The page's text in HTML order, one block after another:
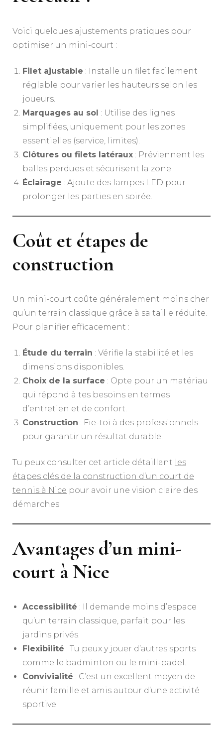
Voici quelques ajustements pratiques pour
optimiser un mini-court :
Filet ajustable : Installe un filet facilement
réglable pour varier les hauteurs selon les
joueurs.
Marquages au sol : Utilise des lignes
simplifiées, uniquement pour les zones
essentielles (service, limites).
Clôtures ou filets latéraux : Préviennent les
balles perdues et sécurisent la zone.
Éclairage : Ajoute des lampes LED pour
prolonger les parties en soirée.
Coût et étapes de
construction
Un mini-court coûte généralement moins cher
qu’un terrain classique grâce à sa taille réduite.
Pour planifier efficacement :
Étude du terrain : Vérifie la stabilité et les
dimensions disponibles.
Choix de la surface : Opte pour un matériau
qui répond à tes besoins en termes
d’entretien et de confort.
Construction : Fie-toi à des professionnels
pour garantir un résultat durable.
Tu peux consulter cet article détaillant les
étapes clés de la construction d’un court de
tennis à Nice pour avoir une vision claire des
démarches.
Avantages d’un mini-
court à Nice
Accessibilité : Il demande moins d’espace
qu’un terrain classique, parfait pour les
jardins privés.
Flexibilité : Tu peux y jouer d’autres sports
comme le badminton ou le mini-padel.
Convivialité : C’est un excellent moyen de
réunir famille et amis autour d’une activité
sportive.